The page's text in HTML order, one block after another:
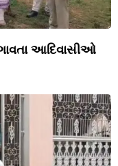
આદિવાસીઓ